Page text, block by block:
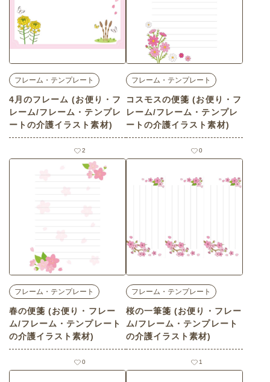
フレーム・テンプレート
4月のフレーム (お便り・フ
レーム/フレーム・テンプレ
ートの介護イラスト素材)
2
フレーム・テンプレート
コスモスの便箋 (お便り・フ
レーム/フレーム・テンプレ
ートの介護イラスト素材)
0
フレーム・テンプレート
春の便箋 (お便り・フレー
ム/フレーム・テンプレート
の介護イラスト素材)
0
フレーム・テンプレート
桜の一筆箋 (お便り・フレー
ム/フレーム・テンプレート
の介護イラスト素材)
1